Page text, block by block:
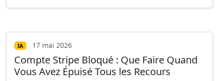
IA 17 mai 2026
Compte Stripe Bloqué : Que Faire Quand
Vous Avez Épuisé Tous les Recours